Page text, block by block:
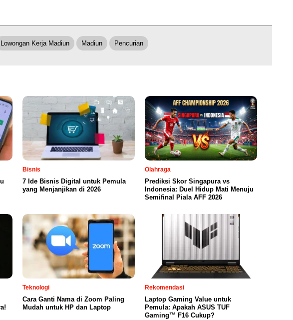
Lowongan Kerja Madiun Madiun Pencurian
Bisnis
7 Ide Bisnis Digital untuk Pemula
yang Menjanjikan di 2026
Olahraga
Prediksi Skor Singapura vs
Indonesia: Duel Hidup Mati Menuju
Semifinal Piala AFF 2026
Teknologi
Cara Ganti Nama di Zoom Paling
Mudah untuk HP dan Laptop
Rekomendasi
Laptop Gaming Value untuk
Pemula: Apakah ASUS TUF
Gaming™ F16 Cukup?